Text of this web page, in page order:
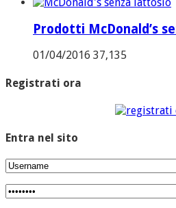
Prodotti McDonald’s
01/04/2016 37,135
Registrati ora
Entra nel sito